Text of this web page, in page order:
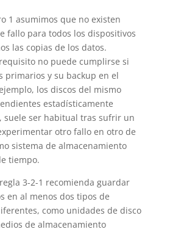
1 asumimos que no existen
fallo para todos los dispositivos
las copias de los datos.
no puede cumplirse si
primarios y su backup en el
los discos del mismo
estadísticamente
suele ser habitual tras sufrir un
otro fallo en otro de
sistema de almacenamiento
tiempo.
3-2-1 recomienda guardar
en al menos dos tipos de
como unidades de disco
de almacenamiento